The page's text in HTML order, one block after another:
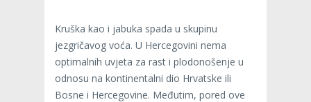
Kruška kao i jabuka spada u skupinu
jezgričavog voća. U Hercegovini nema
optimalnih uvjeta za rast i plodonošenje u
odnosu na kontinentalni dio Hrvatske ili
Bosne i Hercegovine. Međutim, pored ove